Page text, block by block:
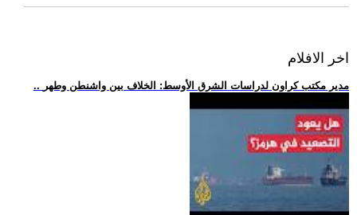
اخر الافلام
.. مدير مكتب كراون لدراسات الشرق الأوسط: الخلاف بين واشنطن وطهر